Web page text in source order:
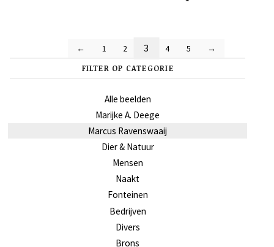
← 1 2 3 4 5 →
FILTER OP CATEGORIE
Alle beelden
Marijke A. Deege
Marcus Ravenswaaij
Dier & Natuur
Mensen
Naakt
Fonteinen
Bedrijven
Divers
Brons